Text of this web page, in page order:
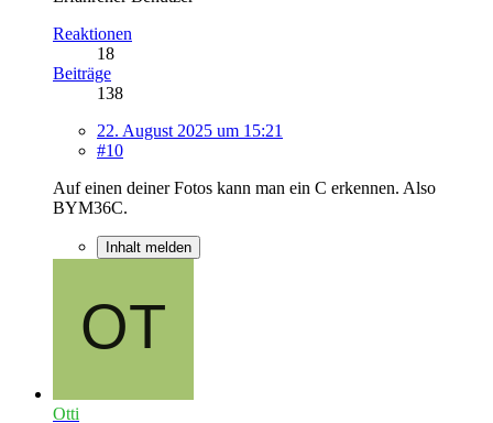
Reaktionen
18
Beiträge
138
22. August 2025 um 15:21
#10
Auf einen deiner Fotos kann man ein C erkennen. Also
BYM36C.
Inhalt melden
Otti